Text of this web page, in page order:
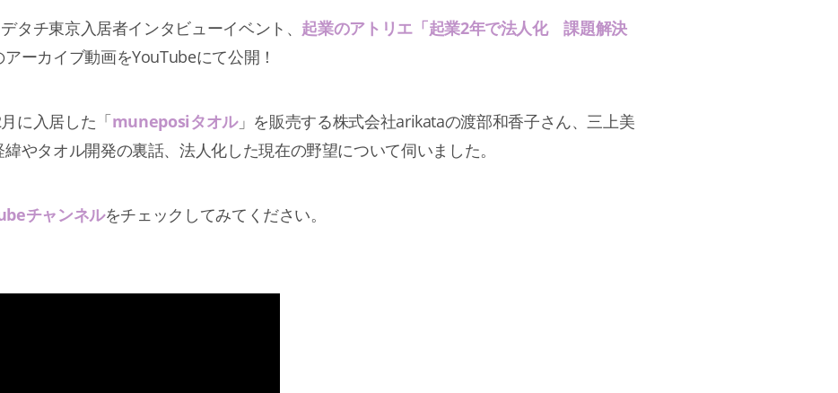
タチ東京入居者インタビューイベント、 起業のアトリエ「起業2年で法人化 課題解決
アーカイブ動画をYouTubeにて公開！
に入居した「muneposiタオル」を販売する株式会社arikataの渡部和香子さん、三上美
やタオル開発の裏話、法人化した現在の野望について伺いました。
チャンネルをチェックしてみてください。